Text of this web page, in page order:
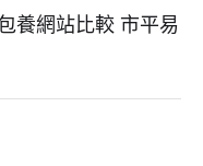
養網站比較 市平易